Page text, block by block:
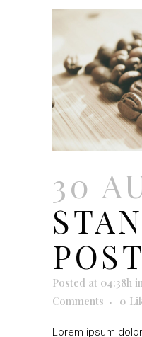
30
POST
Posted at 04:38h in
Comments
0
Lorem ipsum